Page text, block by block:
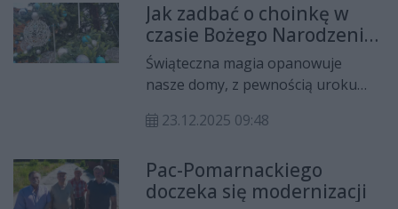
Jak zadbać o choinkę w
czasie Bożego Narodzenia
i co zrobić z nią po
świętach?
Świąteczna magia opanowuje
nasze domy, z pewnością uroku
Wiele osób ma jednak dylemat - co
drzewkiem, w jaki sposób
wykorzystać?
23.12.2025 09:48
Pac-Pomarnackiego
doczeka się modernizacji